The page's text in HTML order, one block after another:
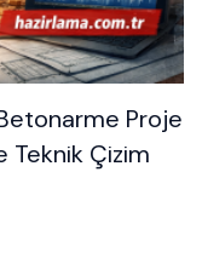
Proje
Teknik Çizim